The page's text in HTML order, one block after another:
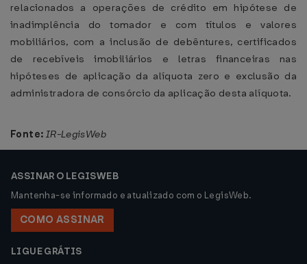
relacionados a operações de crédito em hipótese de
inadimplência do tomador e com títulos e valores
mobiliários, com a inclusão de debêntures, certificados
de recebíveis imobiliários e letras financeiras nas
hipóteses de aplicação da alíquota zero e exclusão da
administradora de consórcio da aplicação desta alíquota.
Fonte: IR-LegisWeb
ASSINAR O LEGISWEB
Mantenha-se informado e atualizado com o LegisWeb.
COMO ASSINAR
LIGUE GRÁTIS